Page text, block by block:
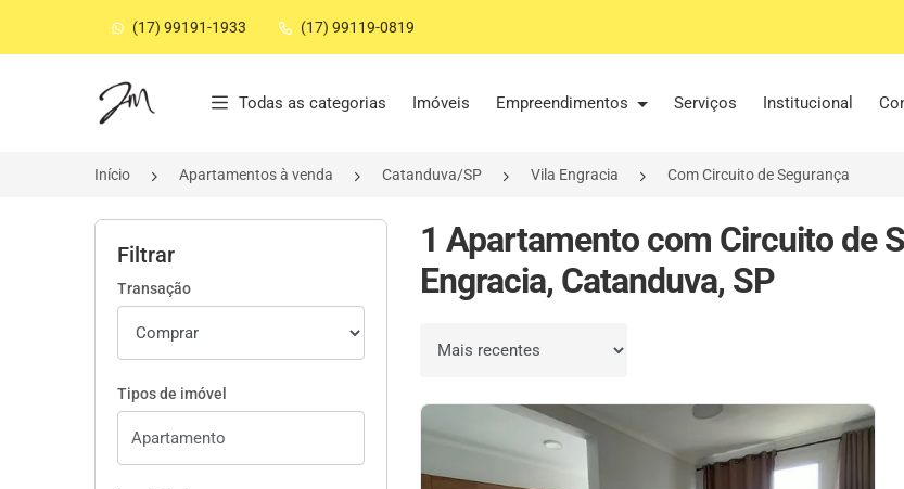
(17) 99191-1933 (17) 99119-0819
Página inicial
Todas as categorias Imóveis Empreendimentos Serviços Institucional
Início Apartamentos à venda Catanduva/SP Vila Engracia Com Circuito de Segurança
Filtrar
Transação
Tipos de imóvel
1 Apartamento com Circuito de
Engracia, Catanduva, SP
Ordenar por